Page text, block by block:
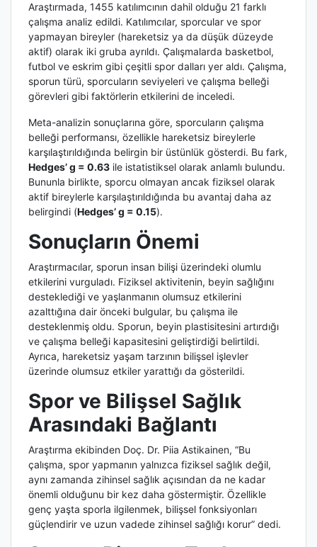
Araştırmada, 1455 katılımcının dahil olduğu 21 farklı
çalışma analiz edildi. Katılımcılar, sporcular ve spor
yapmayan bireyler (hareketsiz ya da düşük düzeyde
aktif) olarak iki gruba ayrıldı. Çalışmalarda basketbol,
futbol ve eskrim gibi çeşitli spor dalları yer aldı. Çalışma,
sporun türü, sporcuların seviyeleri ve çalışma belleği
görevleri gibi faktörlerin etkilerini de inceledi.
Meta-analizin sonuçlarına göre, sporcuların çalışma
belleği performansı, özellikle hareketsiz bireylerle
karşılaştırıldığında belirgin bir üstünlük gösterdi. Bu fark,
Hedges’ g = 0.63 ile istatistiksel olarak anlamlı bulundu.
Bununla birlikte, sporcu olmayan ancak fiziksel olarak
aktif bireylerle karşılaştırıldığında bu avantaj daha az
belirgindi (Hedges’ g = 0.15).
Sonuçların Önemi
Araştırmacılar, sporun insan bilişi üzerindeki olumlu
etkilerini vurguladı. Fiziksel aktivitenin, beyin sağlığını
desteklediği ve yaşlanmanın olumsuz etkilerini
azalttığına dair önceki bulgular, bu çalışma ile
desteklenmiş oldu. Sporun, beyin plastisitesini artırdığı
ve çalışma belleği kapasitesini geliştirdiği belirtildi.
Ayrıca, hareketsiz yaşam tarzının bilişsel işlevler
üzerinde olumsuz etkiler yarattığı da gösterildi.
Spor ve Bilişsel Sağlık
Arasındaki Bağlantı
Araştırma ekibinden Doç. Dr. Piia Astikainen, “Bu
çalışma, spor yapmanın yalnızca fiziksel sağlık değil,
aynı zamanda zihinsel sağlık açısından da ne kadar
önemli olduğunu bir kez daha göstermiştir. Özellikle
genç yaşta sporla ilgilenmek, bilişsel fonksiyonları
güçlendirir ve uzun vadede zihinsel sağlığı korur” dedi.